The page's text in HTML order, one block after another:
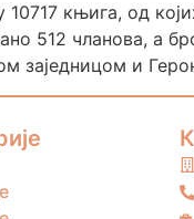
књига, од
512 чланова, а
заједницом и